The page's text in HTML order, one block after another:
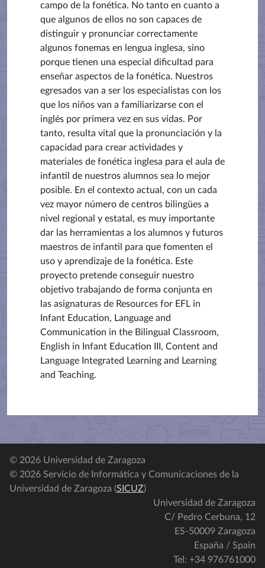
campo de la fonética. No tanto en cuanto a
que algunos de ellos no son capaces de
distinguir y pronunciar correctamente
algunos fonemas en lengua inglesa, sino
porque tienen una especial dificultad para
enseñar aspectos de la fonética. Nuestros
egresados van a ser los especialistas con los
que los niños van a familiarizarse con el
inglés por primera vez en sus vidas. Por
tanto, resulta vital que la pronunciación y la
capacidad para crear actividades y
materiales de fonética inglesa para el aula de
infantil de nuestros alumnos sea lo mejor
posible. En el contexto actual, con un cada
vez mayor número de centros bilingües a
nivel regional y estatal, es muy importante
dar las herramientas a los alumnos y futuros
maestros de infantil para que fomenten el
uso y aprendizaje de la fonética. Este
proyecto pretende conseguir nuestro
objetivo trabajando de forma conjunta en
las asignaturas de Resources for EFL in
Infant Education, Language and
Communication in the Bilingual Classroom,
English in Infant Education III, Content and
Language Integrated Learning and Learning
and Teaching.
© 2026 Universidad de Zaragoza
© 2026 Servicio de Informática y Comunicaciones de la
Universidad de Zaragoza (SICUZ)
Universidad de Zaragoza
C/ Pedro Cerbuna, 12
ES-50009 Zaragoza
España / Spain
Tel: +34 976761000